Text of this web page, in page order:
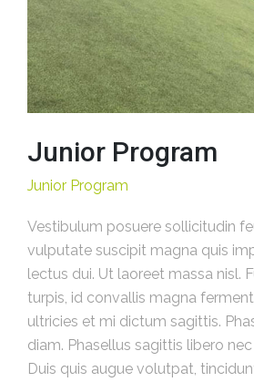
Junior Program
Junior Program
Vestibulum posuere sollicitudin
vulputate suscipit magna quis
lectus dui. Ut laoreet massa nisl.
turpis, id convallis magna
ultricies et mi dictum sagittis.
diam. Phasellus sagittis libero
Duis quis augue volutpat,